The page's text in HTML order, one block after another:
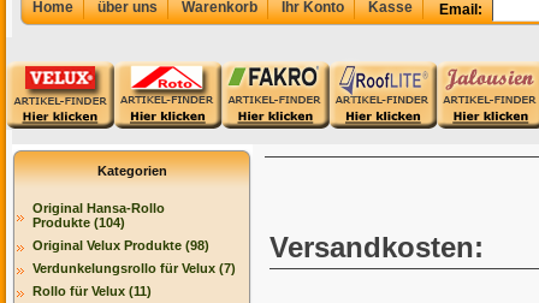
S06 + 606 -S
(FML)
Home über uns Warenkorb Ihr Konto Kasse Email:
Kategorien
Original Hansa-Rollo
Produkte (104)
Original Velux Produkte (98)
Verdunkelungsrollo für Velux (7)
Rollo für Velux (11)
Versandkosten: